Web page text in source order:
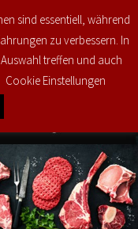
sind essentiell, während
zu verbessern. In
treffen und auch
Cookie Einstellungen